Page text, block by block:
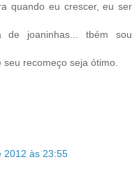
quando eu crescer, eu ser
de joaninhas... tbém sou
recomeço seja ótimo.
2012 às 23:55